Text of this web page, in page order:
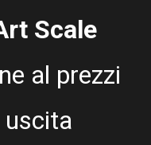
Scale
al prezzi